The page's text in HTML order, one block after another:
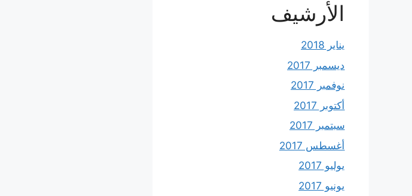
الأرشيف
يناير 2018
ديسمبر 2017
نوفمبر 2017
أكتوبر 2017
سبتمبر 2017
أغسطس 2017
يوليو 2017
يونيو 2017